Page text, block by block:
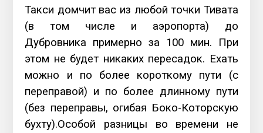
Такси домчит вас из любой точки Тивата
(в том числе и аэропорта) до
Дубровника примерно за 100 мин. При
этом не будет никаких пересадок. Ехать
можно и по более короткому пути (с
переправой) и по более длинному пути
(без переправы, огибая Боко-Которскую
бухту).Особой разницы во времени не